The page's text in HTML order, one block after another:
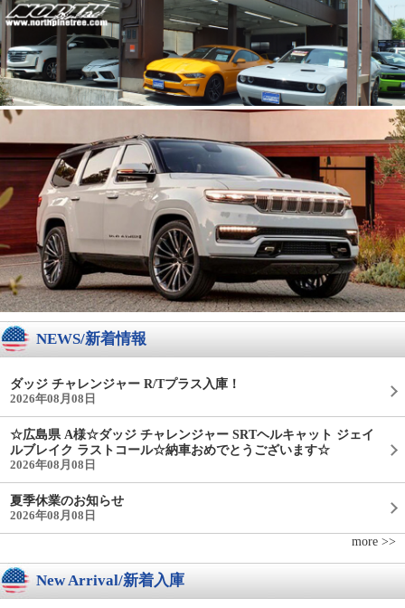
NEWS/新着情報
ダッジ チャレンジャー R/Tプラス入庫！
2026年08月08日
☆広島県 A様☆ダッジ チャレンジャー SRTヘルキャット ジェイ
ルブレイク ラストコール☆納車おめでとうございます☆
2026年08月08日
夏季休業のお知らせ
2026年08月08日
more >>
New Arrival/新着入庫